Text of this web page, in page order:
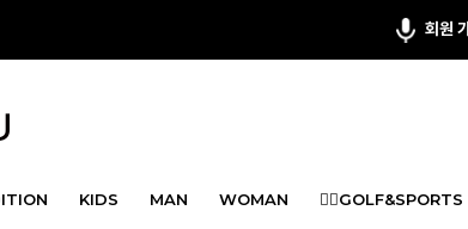
KIDS MAN WOMAN 🏌️‍♂️GOLF&SPORTS